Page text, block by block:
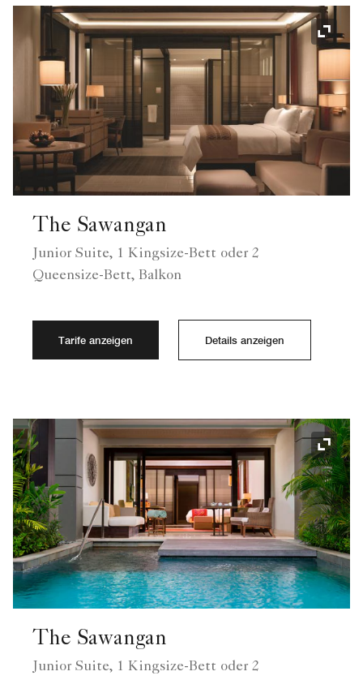
The Sawangan
Junior Suite, 1 Kingsize-Bett oder 2
Queensize-Bett, Balkon
Tarife anzeigen Details anzeigen
The Sawangan
Junior Suite, 1 Kingsize-Bett oder 2